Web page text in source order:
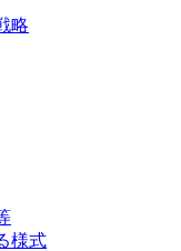
略
様式